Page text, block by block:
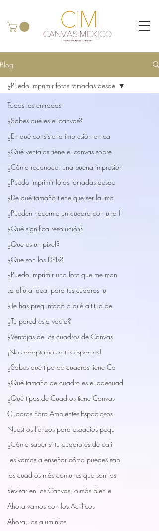
Blog
Todas las entradas
¿Sabes qué es el canvas?
¿En qué consiste la impresión en ca
¿Qué ventajas tiene el canvas sobre
¿Cómo reconocer una buena impresión
¿Puedo imprimir fotos tomadas desde
¿De qué tamaño tiene que ser la ima
¿Pueden hacerme un cuadro con una f
¿Qué significa resolución?
¿Que es un pixel?
¿Que son los DPIs?
¿Puedo imprimir una foto que me man
La altura ideal para tus cuadros tu
¿Te has preguntado a qué altitud de
¿Tú pared esta vacía?
¿Ventajas de los cuadros de Canvas
¡Nos adaptamos a tus espacios!
¿Sabes qué tipo de cuadros tiene Ca
¿Qué tamaño de cuadro es el adecuad
¿Qué tipos de Cuadros tiene Canvas
Cuadros Para Ambientes Espaciosos
Nuestros lienzos para espacios pequ
¿Cómo saber si tu cuadro es de cali
Les vamos a enseñar cómo puedes sab
los cuadros más comunes que son los
Revisar en los Canvas, o más bien e
Ahora vamos con los Acrílicos
Ahora, los aluminios.
¿Puedo imprimir fotos tomadas desde